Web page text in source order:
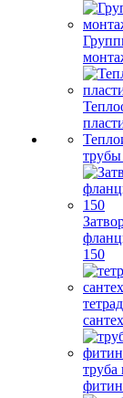
150
труба